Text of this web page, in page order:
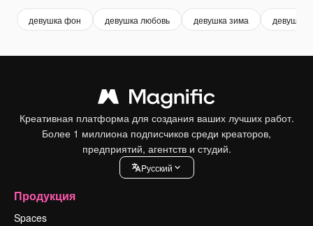
девушка фон девушка любовь девушка зима девушка
Креативная платформа для создания ваших лучших работ.
Более 1 миллиона подписчиков среди креаторов,
предприятий, агентств и студий.
Pусский
Продукция
Spaces